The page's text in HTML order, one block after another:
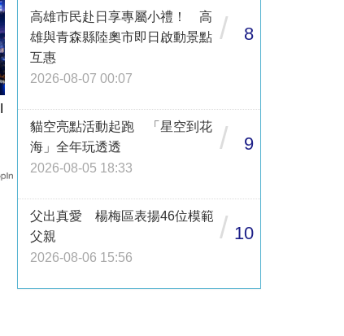
高雄市民赴日享專屬小禮！ 高
雄與青森縣陸奧市即日啟動景點
互惠
2026-08-07 00:07
/ 8
貓空亮點活動起跑 「星空到花
海」全年玩透透
2026-08-05 18:33
/ 9
父出真愛 楊梅區表揚46位模範
父親
2026-08-06 15:56
/ 10